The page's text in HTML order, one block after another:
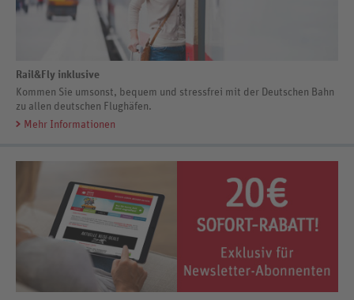
Rail&Fly inklusive
Kommen Sie umsonst, bequem und stressfrei mit der Deutschen Bahn
zu allen deutschen Flughäfen.
Mehr Informationen